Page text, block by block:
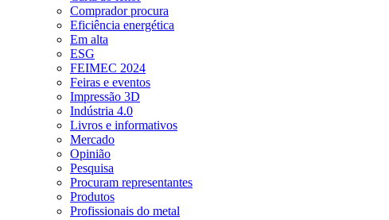
Comprador procura
Eficiência energética
Em alta
ESG
FEIMEC 2024
Feiras e eventos
Impressão 3D
Indústria 4.0
Livros e informativos
Mercado
Opinião
Pesquisa
Procuram representantes
Produtos
Profissionais do metal